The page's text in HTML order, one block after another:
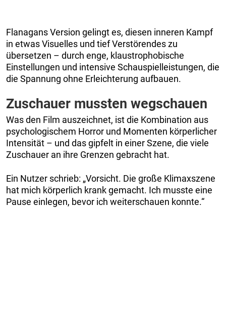
Flanagans Version gelingt es, diesen inneren Kampf
in etwas Visuelles und tief Verstörendes zu
übersetzen – durch enge, klaustrophobische
Einstellungen und intensive Schauspielleistungen, die
die Spannung ohne Erleichterung aufbauen.
Zuschauer mussten wegschauen
Was den Film auszeichnet, ist die Kombination aus
psychologischem Horror und Momenten körperlicher
Intensität – und das gipfelt in einer Szene, die viele
Zuschauer an ihre Grenzen gebracht hat.
Ein Nutzer schrieb: „Vorsicht. Die große Klimaxszene
hat mich körperlich krank gemacht. Ich musste eine
Pause einlegen, bevor ich weiterschauen konnte.“